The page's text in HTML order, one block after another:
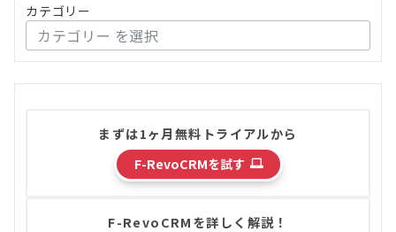
カテゴリー
まずは1ヶ月無料トライアルから
F-RevoCRMを試す
F-RevoCRMを詳しく解説！